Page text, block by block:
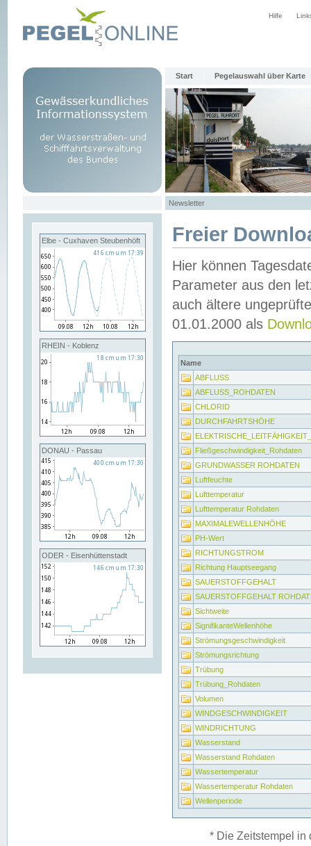
Hilfe
Start Pegelauswahl über Karte
Newsletter
Elbe - Cuxhaven Steubenhöft
RHEIN - Koblenz
DONAU - Passau
ODER - Eisenhüttenstadt
Freier
Hier können
Parameter aus den
auch ältere
01.01.2000 als
Name
ABFLUSS
ABFLUSS_ROHDATEN
CHLORID
DURCHFAHRTSHÖHE
Fließgeschwindigkeit_Rohdaten
GRUNDWASSER ROHDATEN
Luftfeuchte
Lufttemperatur
Lufttemperatur Rohdaten
MAXIMALEWELLENHÖHE
PH-Wert
RICHTUNGSTROM
Richtung Hauptseegang
SAUERSTOFFGEHALT
SAUERSTOFFGEHALT
Sichtweite
SignifikanteWellenhöhe
Strömungsgeschwindigkeit
Strömungsrichtung
Trübung
Trübung_Rohdaten
Volumen
WINDGESCHWINDIGKEIT
WINDRICHTUNG
Wasserstand
Wasserstand Rohdaten
Wassertemperatur
Wassertemperatur Rohdaten
Wellenperiode
* Die Zeitstempel in